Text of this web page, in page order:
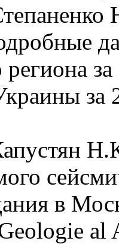
региона
за
в
al